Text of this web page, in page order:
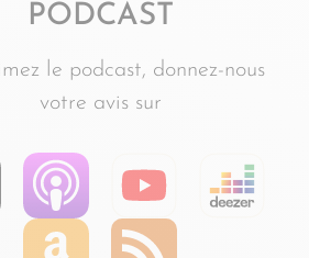
PODCAST
le podcast, donnez-nous
votre avis sur